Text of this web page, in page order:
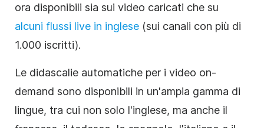
ora disponibili sia sui video caricati che su
alcuni flussi live in inglese (sui canali con più di
1.000 iscritti).
Le didascalie automatiche per i video on-
demand sono disponibili in un'ampia gamma di
lingue, tra cui non solo l'inglese, ma anche il